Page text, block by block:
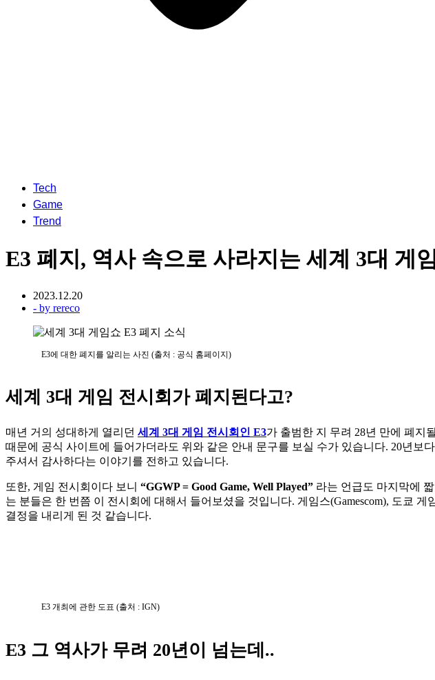
Tech
Game
Trend
E3 폐지, 역사 속으로 사라지는 세계 3대 게
2023.12.20
- by rereco
E3에 대한 폐지를 알리는 사진 (출처 : 공식 홈페이지)
세계 3대 게임 전시회가 폐지된다고?
매년 거의 성대하게 열리던 세계 3대 게임 전시회인 E3가 출범한 지 무려 28년 만에 폐지
때문에 공식 사이트에 들어가더라도 위와 같은 안내 문구를 보실 수가 있습니다. 20년
주셔서 감사하다는 이야기를 전하고 있습니다.
또한, 게임 전시회이다 보니 “GGWP = Good Game, Well Played” 라는 언급도 마지막에
는 분들은 한 번쯤 이 전시회에 대해서 들어보셨을 것입니다. 게임스(Gamescom), 도쿄
결정을 내리게 된 것 같습니다.
E3 개최에 관한 도표 (출처 : IGN)
E3 그 역사가 무려 20년이 넘는데..